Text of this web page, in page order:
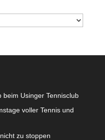
beim Usinger Tennisclub
voller Tennis und
zu stoppen